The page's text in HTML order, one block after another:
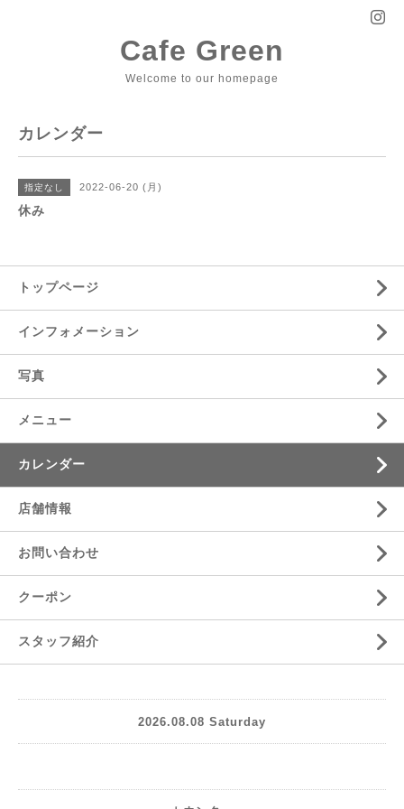
Cafe Green
Welcome to our homepage
カレンダー
指定なし 2022-06-20 (月)
休み
トップページ
インフォメーション
写真
メニュー
カレンダー
店舗情報
お問い合わせ
クーポン
スタッフ紹介
2026.08.08 Saturday